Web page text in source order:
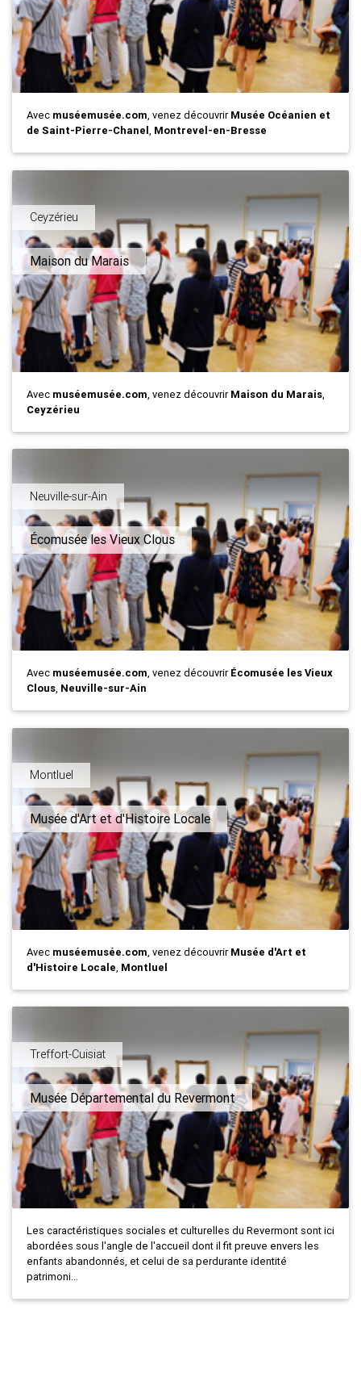
Avec muséemusée.com, venez découvrirMusée Océanien et
de Saint-Pierre-Chanel, Montrevel-en-Bresse
Ceyzérieu
Maison du Marais
Avec muséemusée.com, venez découvrirMaison du Marais,
Ceyzérieu
Neuville-sur-Ain
Écomusée les Vieux Clous
Avec muséemusée.com, venez découvrirÉcomusée les Vieux
Clous, Neuville-sur-Ain
Montluel
Musée d'Art et d'Histoire Locale
Avec muséemusée.com, venez découvrirMusée d'Art et
d'Histoire Locale, Montluel
Treffort-Cuisiat
Musée Départemental du Revermont
Les caractéristiques sociales et culturelles du Revermont sont ici
abordées sous l'angle de l'accueil dont il fit preuve envers les
enfants abandonnés, et celui de sa perdurante identité
patrimoni...